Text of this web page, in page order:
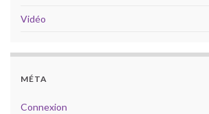
Vidéo
MÉTA
Connexion